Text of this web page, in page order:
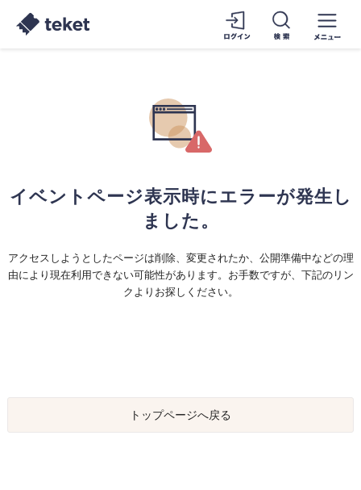
イベントページ表示時にエラーが発生し
ました。
アクセスしようとしたページは削除、変更されたか、公開準備中などの理
由により現在利用できない可能性があります。お手数ですが、下記のリン
クよりお探しください。
トップページへ戻る